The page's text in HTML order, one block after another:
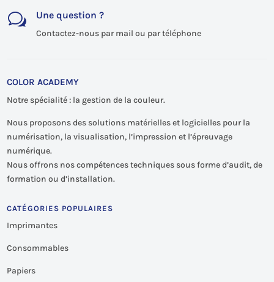
w Une question ?
Contactez-nous par mail ou par téléphone
COLOR ACADEMY
Notre spécialité : la gestion de la couleur.
Nous proposons des solutions matérielles et logicielles pour la
numérisation, la visualisation, l’impression et l’épreuvage
numérique.
Nous offrons nos compétences techniques sous forme d’audit, de
formation ou d’installation.
CATÉGORIES POPULAIRES
Imprimantes
Consommables
Papiers